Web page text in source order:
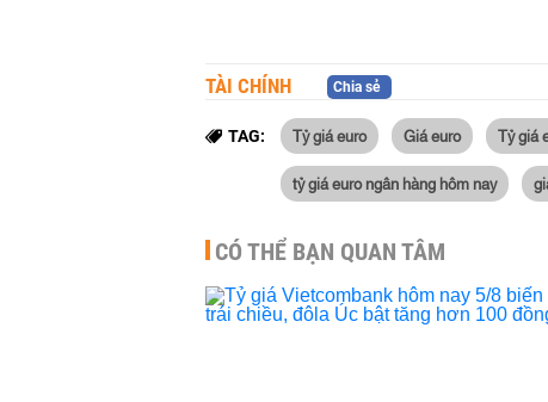
TÀI CHÍNH Chia sẻ
TAG: Tỷ giá euro Giá euro Tỷ giá
tỷ giá euro ngân hàng hôm nay
CÓ THỂ BẠN QUAN TÂM